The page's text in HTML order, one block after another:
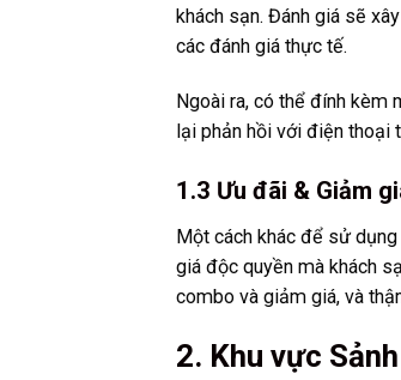
khách sạn. Đánh giá sẽ
các đánh giá thực tế.
Ngoài ra, có thể đính kèm
lại phản hồi với điện thoại
1.3 Ưu đãi & Giảm
Một cách khác để sử dụng
giá độc quyền mà khách
combo và giảm giá, và
2. Khu vực